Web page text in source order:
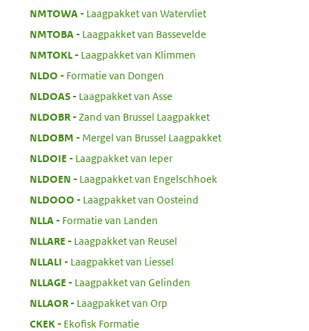
NMTOWA
Laagpakket van Watervliet
NMTOBA
Laagpakket van Bassevelde
NMTOKL
Laagpakket van Klimmen
NLDO
Formatie van Dongen
NLDOAS:
Laagpakket van Asse
NLDOBR:
Zand van Brussel Laagpakket
NLDOBM
Mergel van Brussel Laagpakket
NLDOIE
Laagpakket van Ieper
NLDOEN
Laagpakket van Engelschhoek
NLDOOO
Laagpakket van Oosteind
NLLA
Formatie van Landen
NLLARE
Laagpakket van Reusel
NLLALI
Laagpakket van Liessel
NLLAGE
Laagpakket van Gelinden
NLLAOR:
Laagpakket van Orp
CKEK:
Ekofisk Formatie